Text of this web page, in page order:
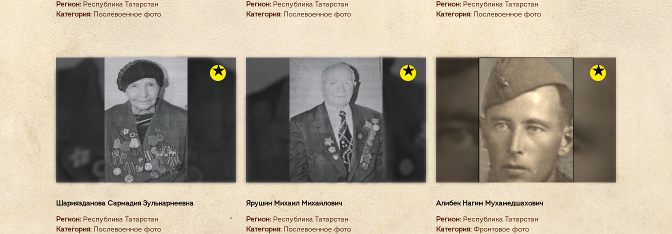
Регион:Республика Татарстан
Категория:Послевоенное фото
Регион:Республика Татарстан
Категория:Послевоенное фото
Регион:Республика Татарстан
Категория:Послевоенное фото
Шариязданова Сармадия Зулькарнеевна
Регион: Республика Татарстан
Категория: Послевоенное фото
Ярушин Михаил Михайлович
Регион:Республика Татарстан
Категория:Послевоенное фото
Алибек Нагим Мухамедшахович
Регион:Республика Татарстан
Категория:Фронтовое фото